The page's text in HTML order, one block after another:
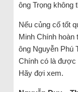
ông Trọng không
Nếu củng cố tốt
Minh Chính
ông Nguyễn Phú
Chính có là được
Hãy đợi xem.